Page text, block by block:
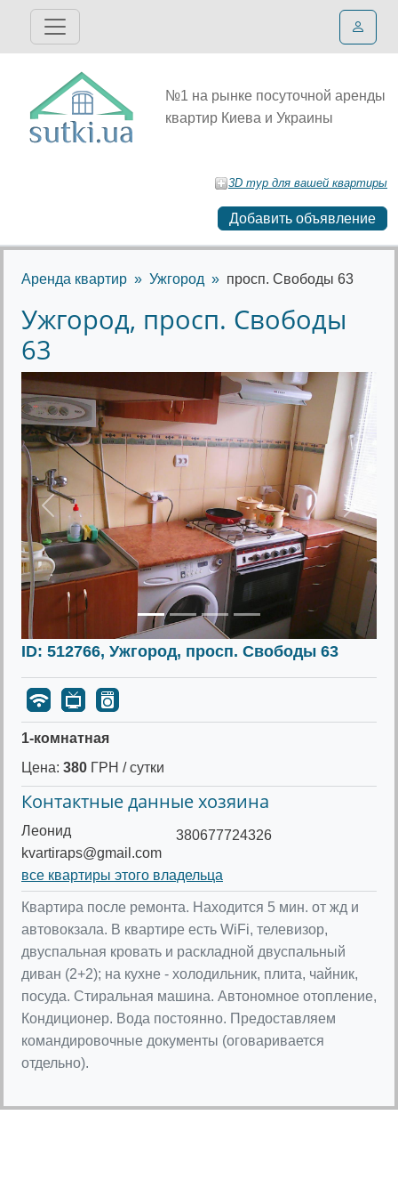
№1 на рынке посуточной аренды
квартир Киева и Украины
3D тур для вашей квартиры
Добавить объявление
Аренда квартир Ужгород просп. Свободы 63
Ужгород, просп. Свободы
63
Предыдущее
ID: 512766, Ужгород, просп. Свободы 63
1-комнатная
Цена: 380 ГРН / сутки
Контактные данные хозяина
Леонид
kvartiraps@gmail.com
380677724326
все квартиры этого владельца
Квартира после ремонта. Находится 5 мин. от жд и
автовокзала. В квартире есть WiFi, телевизор,
двуспальная кровать и раскладной двуспальный
диван (2+2); на кухне - холодильник, плита, чайник,
посуда. Стиральная машина. Автономное отопление,
Кондиционер. Вода постоянно. Предоставляем
командировочные документы (оговаривается
отдельно).